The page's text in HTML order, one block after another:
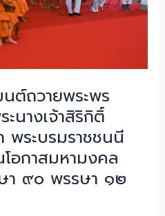
ต์ถวายพระพร
นางเจ้าสิริกิติ์
พระบรมราชชนนี
อกาสมหามงคล
า ๙๐ พรรษา ๑๒